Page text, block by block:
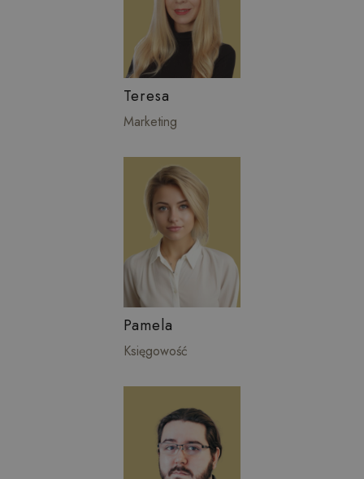
Teresa
Marketing
Pamela
Księgowość